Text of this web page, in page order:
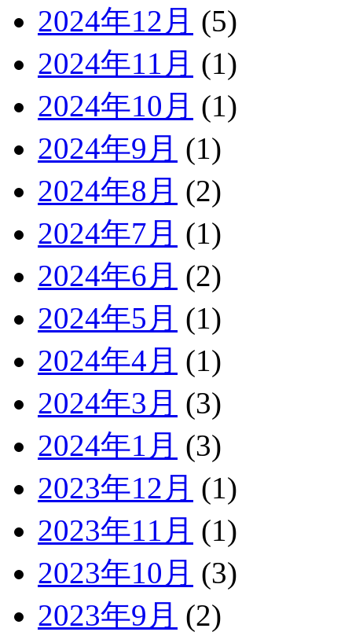
2024年12月 (5)
2024年11月 (1)
2024年10月 (1)
2024年9月 (1)
2024年8月 (2)
2024年7月 (1)
2024年6月 (2)
2024年5月 (1)
2024年4月 (1)
2024年3月 (3)
2024年1月 (3)
2023年12月 (1)
2023年11月 (1)
2023年10月 (3)
2023年9月 (2)